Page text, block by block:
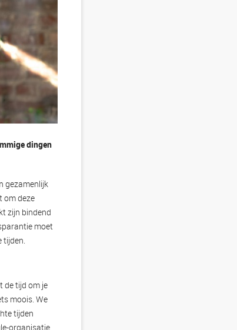
dingen
gezamenlijk
om deze
zijn bindend
moet
de tijd om je
moois. We
tijden
organisatie